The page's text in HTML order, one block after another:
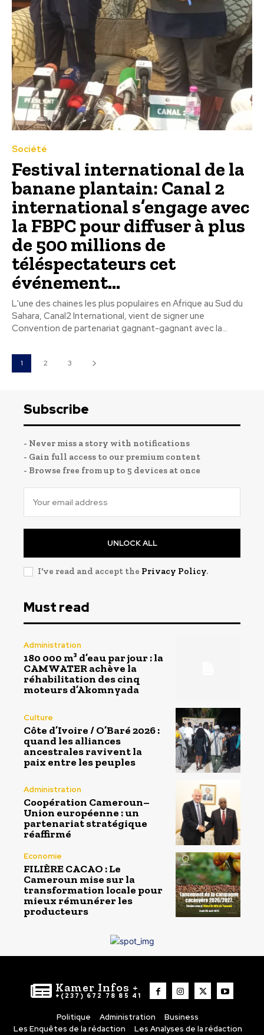
Société
Festival international de la
banane plantain: Canal 2
international s’engage avec
la FBPC pour diffuser à plus
de 500 millions de
téléspectateurs cet
événement...
L'une des chaines les plus populaires en Afrique au Sud du
Sahara, Canal2 International, vient de signer une
Convention de partenariat gagnant-gagnant avec la...
1 2 3
Subscribe
- Never miss a story with notifications
- Gain full access to our premium content
- Browse free from up to 5 devices at once
UNLOCK ALL
I've read and accept the Privacy Policy.
Must read
Administration
180 000 m³ d’eau par jour : la
CAMWATER achève la
réhabilitation des cinq
moteurs d’Akomnyada
Culture
Côte d’Ivoire / O’Baré 2026 :
quand les alliances
ancestrales ravivent la
paix entre les peuples
Administration
Coopération Cameroun–
Union européenne : un
partenariat stratégique
réaffirmé
Economie
FILIÈRE CACAO : Le
Cameroun mise sur la
transformation locale pour
mieux rémunérer les
producteurs
Kamer Infos +
+(237) 672 78 85 41
Politique Administration
Business
Les Enquêtes de la rédaction
Les Analyses de la rédaction